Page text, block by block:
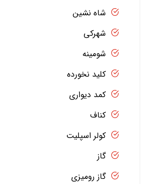
شاه نشین
شهرکی
شومینه
کلید نخورده
کمد دیواری
کناف
کولر اسپلیت
گاز
گاز رومیزی